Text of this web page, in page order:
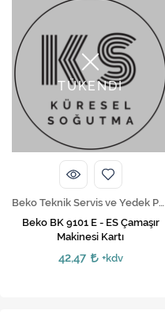
TÜKENDİ
Beko Teknik Servis ve Yedek Parça Hizmetleri
Beko BK 9101 E - ES Çamaşır
Makinesi Kartı
42,47 +kdv